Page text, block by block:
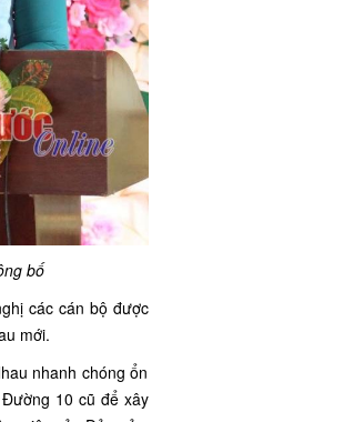
bố
các cán bộ được
mới.
nhanh chóng ổn
10 cũ để xây